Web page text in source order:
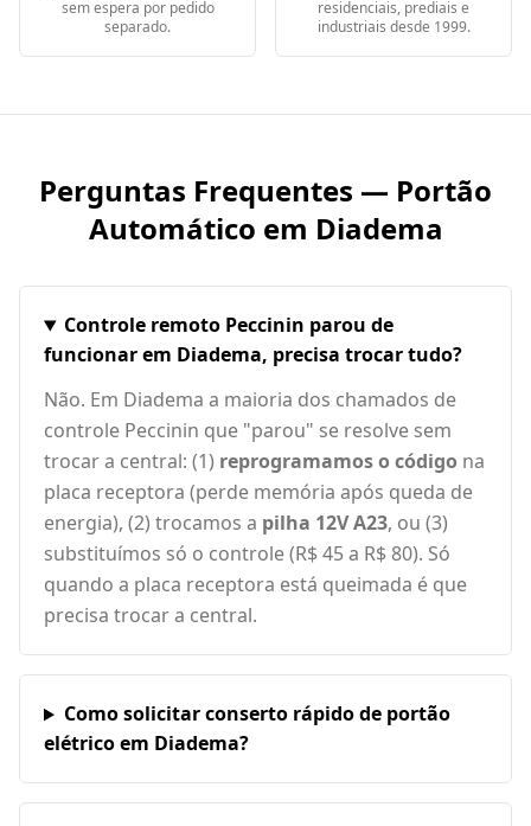
sem espera por pedido
separado.
residenciais, prediais e
industriais desde 1999.
Perguntas Frequentes — Portão
Automático em Diadema
Controle remoto Peccinin parou de
funcionar em Diadema, precisa trocar tudo?
Não. Em Diadema a maioria dos chamados de
controle Peccinin que "parou" se resolve sem
trocar a central: (1) reprogramamos o código na
placa receptora (perde memória após queda de
energia), (2) trocamos a pilha 12V A23, ou (3)
substituímos só o controle (R$ 45 a R$ 80). Só
quando a placa receptora está queimada é que
precisa trocar a central.
Como solicitar conserto rápido de portão
elétrico em Diadema?